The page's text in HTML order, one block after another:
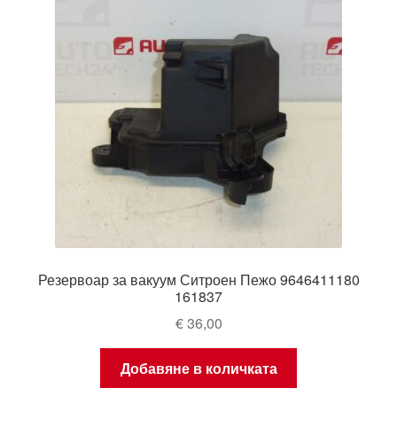
Резервоар за вакуум Ситроен Пежо 9646411180
161837
€36,00
Добавяне в количката